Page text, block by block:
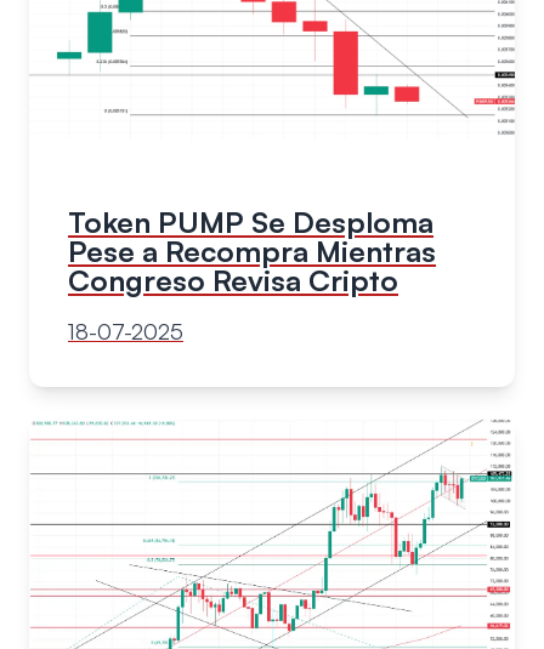
Token PUMP Se Desploma
Pese a Recompra Mientras
Congreso Revisa Cripto
18-07-2025